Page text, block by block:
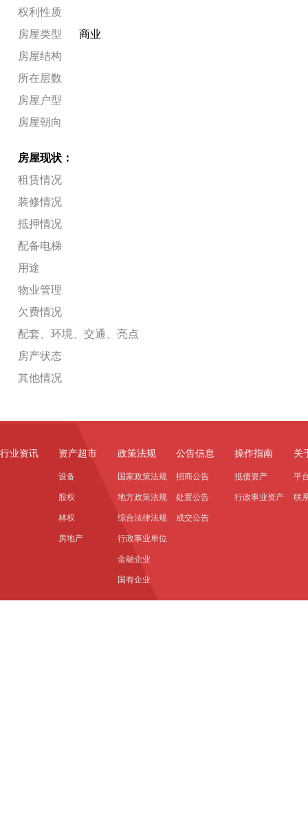
权利性质
房屋类型
商业
房屋结构
所在层数
房屋户型
房屋朝向
房屋现状：
租赁情况
装修情况
抵押情况
配备电梯
用途
物业管理
欠费情况
配套、环境、交通、亮点
房产状态
其他情况
行业资讯 资产超市
设备
股权
林权
房地产
政策法规
国家政策法规
地方政策法规
综合法律法规
行政事业单位
金融企业
国有企业
公告信息
招商公告
处置公告
成交公告
操作指南
抵债资产
行政事业资产
关
平
联